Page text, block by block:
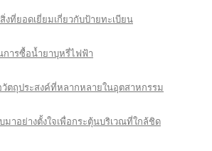
งที่ยอดเยี่ยมเกี่ยวกับป้ายทะเบียน
การซื้อน้ำยาบุหรี่ไฟฟ้า
วัตถุประสงค์ที่หลากหลายในอุตสาหกรรม
าอย่างตั้งใจเพื่อกระตุ้นบริเวณที่ใกล้ชิด